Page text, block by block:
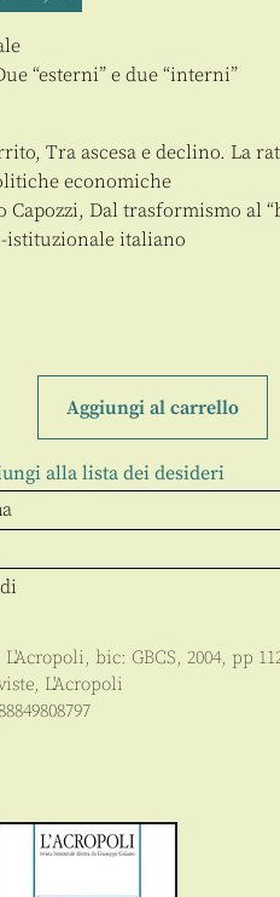
“esterni” e due “interni”
Tra ascesa e declino. La
economiche
Capozzi, Dal trasformismo al
istituzionale italiano
Aggiungi al carrello
alla lista dei desideri
L'Acropoli, bic: GBCS, 2004, pp
, L'Acropoli